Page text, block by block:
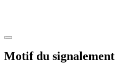
Motif du signalement